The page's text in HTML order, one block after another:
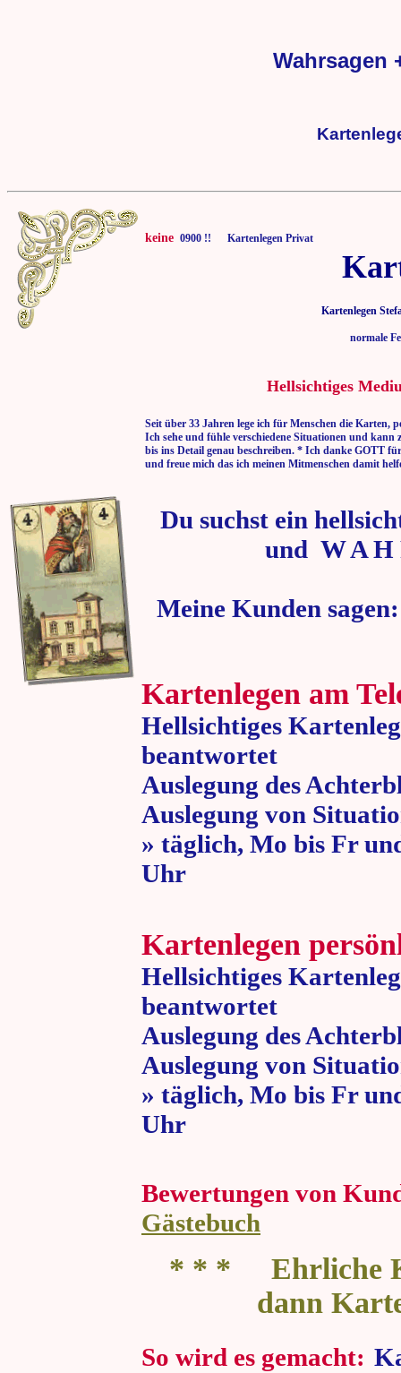
Wahrsagen
keine 0900 !! Kartenlegen Privat
Kartenlegen
normale
Hellsichtiges
Seit über 33 Jahren lege ich für Menschen die Karten,
Ich sehe und fühle verschiedene Situationen und kann
bis ins Detail genau beschreiben. * Ich danke GOTT
und freue mich das ich meinen Mitmenschen damit
Du suchst ein
und W A H
Meine Kunden
Kartenlegen am
Hellsichtiges
beantwortet
Auslegung des
Auslegung von
» täglich, Mo bis Fr
Uhr » 80
Kartenlegen
Hellsichtiges
beantwortet
Auslegung des
Auslegung von
» täglich, Mo bis Fr
Uhr » 80
Bewertungen von
Gästebuch
* * * Ehrliche
dann
So wird es gemacht: